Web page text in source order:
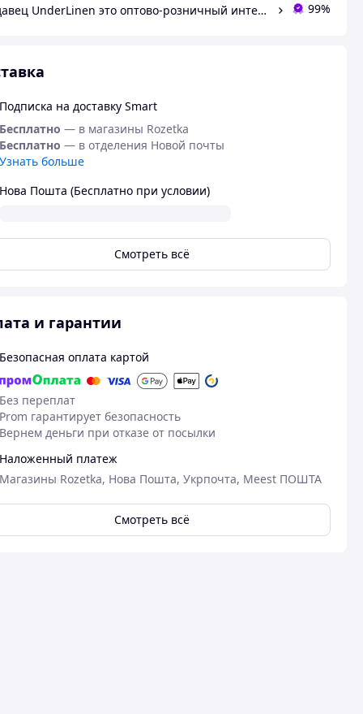
Продавец UnderLinen это оптово-розничный интернет-магазин эротического белья. 99%
на доставку Smart
— в магазины Rozetka
— в отделения Новой почты
больше
Пошта (Бесплатно при условии)
Смотреть всё
и гарантии
оплата картой
переплат
гарантирует безопасность
деньги при отказе от посылки
платеж
Rozetka, Нова Пошта, Укрпочта, Meest ПОШТА
Смотреть всё